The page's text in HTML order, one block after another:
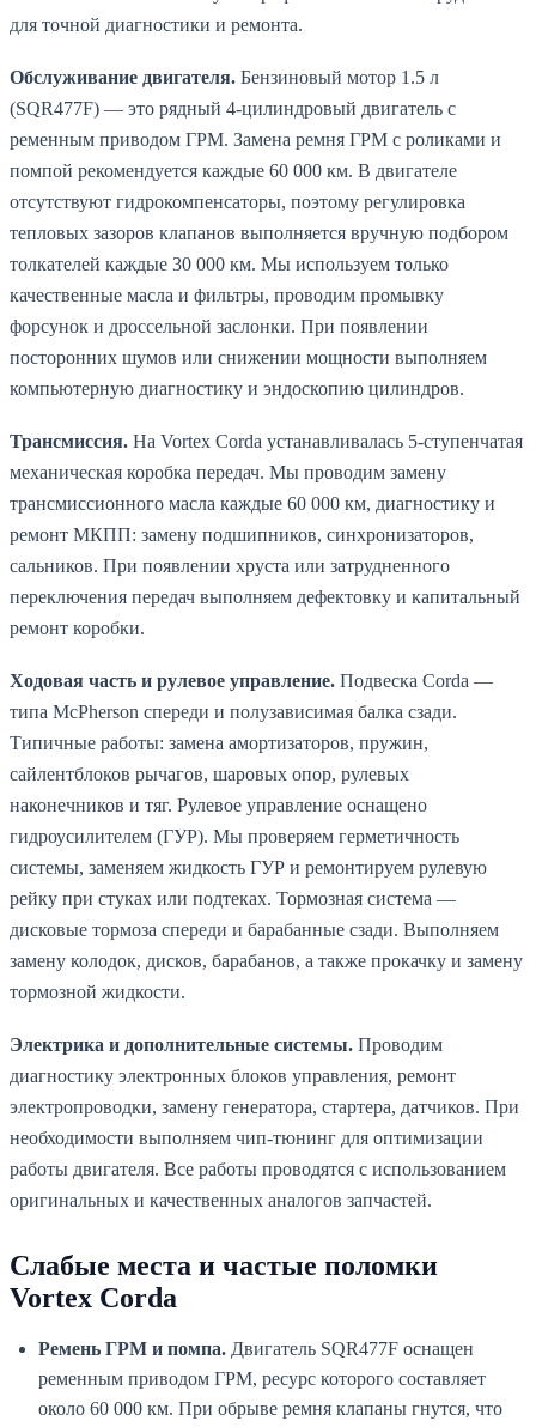
для точной диагностики и ремонта.
Обслуживание двигателя. Бензиновый мотор 1.5 л
(SQR477F) — это рядный 4-цилиндровый двигатель с
ременным приводом ГРМ. Замена ремня ГРМ с роликами и
помпой рекомендуется каждые 60 000 км. В двигателе
отсутствуют гидрокомпенсаторы, поэтому регулировка
тепловых зазоров клапанов выполняется вручную подбором
толкателей каждые 30 000 км. Мы используем только
качественные масла и фильтры, проводим промывку
форсунок и дроссельной заслонки. При появлении
посторонних шумов или снижении мощности выполняем
компьютерную диагностику и эндоскопию цилиндров.
Трансмиссия. На Vortex Corda устанавливалась 5-ступенчатая
механическая коробка передач. Мы проводим замену
трансмиссионного масла каждые 60 000 км, диагностику и
ремонт МКПП: замену подшипников, синхронизаторов,
сальников. При появлении хруста или затрудненного
переключения передач выполняем дефектовку и капитальный
ремонт коробки.
Ходовая часть и рулевое управление. Подвеска Corda —
типа McPherson спереди и полузависимая балка сзади.
Типичные работы: замена амортизаторов, пружин,
сайлентблоков рычагов, шаровых опор, рулевых
наконечников и тяг. Рулевое управление оснащено
гидроусилителем (ГУР). Мы проверяем герметичность
системы, заменяем жидкость ГУР и ремонтируем рулевую
рейку при стуках или подтеках. Тормозная система —
дисковые тормоза спереди и барабанные сзади. Выполняем
замену колодок, дисков, барабанов, а также прокачку и замену
тормозной жидкости.
Электрика и дополнительные системы. Проводим
диагностику электронных блоков управления, ремонт
электропроводки, замену генератора, стартера, датчиков. При
необходимости выполняем чип-тюнинг для оптимизации
работы двигателя. Все работы проводятся с использованием
оригинальных и качественных аналогов запчастей.
Слабые места и частые поломки
Vortex Corda
Ремень ГРМ и помпа. Двигатель SQR477F оснащен
ременным приводом ГРМ, ресурс которого составляет
около 60 000 км. При обрыве ремня клапаны гнутся, что